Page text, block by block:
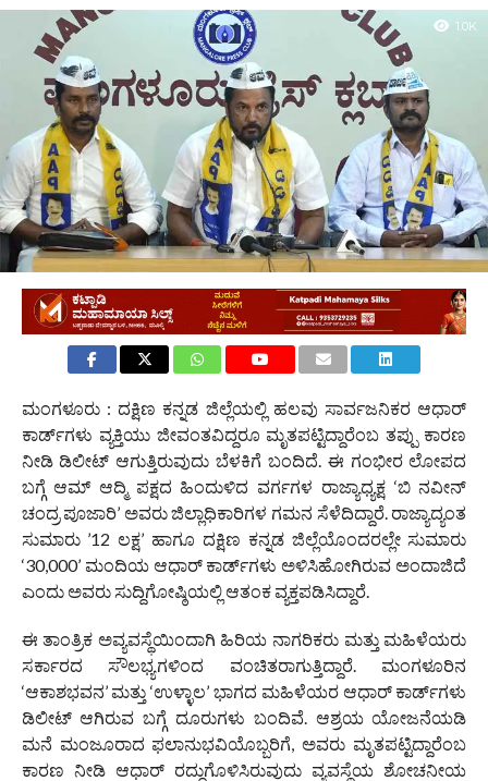
1.0K
ಮಂಗಳೂರು : ದಕ್ಷಿಣ ಕನ್ನಡ ಜಿಲ್ಲೆಯಲ್ಲಿ ಹಲವು ಸಾರ್ವಜನಿಕರ ಆಧಾರ್
ಕಾರ್ಡ್‌ಗಳು ವ್ಯಕ್ತಿಯು ಜೀವಂತವಿದ್ದರೂ ಮೃತಪಟ್ಟಿದ್ದಾರೆಂಬ ತಪ್ಪು ಕಾರಣ
ನೀಡಿ ಡಿಲೀಟ್ ಆಗುತ್ತಿರುವುದು ಬೆಳಕಿಗೆ ಬಂದಿದೆ. ಈ ಗಂಭೀರ ಲೋಪದ
ಬಗ್ಗೆ ಆಮ್ ಆದ್ಮಿ ಪಕ್ಷದ ಹಿಂದುಳಿದ ವರ್ಗಗಳ ರಾಜ್ಯಾಧ್ಯಕ್ಷ ‘ಬಿ ನವೀನ್
ಚಂದ್ರ ಪೂಜಾರಿ’ ಅವರು ಜಿಲ್ಲಾಧಿಕಾರಿಗಳ ಗಮನ ಸೆಳೆದಿದ್ದಾರೆ. ರಾಜ್ಯಾದ್ಯಂತ
ಸುಮಾರು ’12 ಲಕ್ಷ’ ಹಾಗೂ ದಕ್ಷಿಣ ಕನ್ನಡ ಜಿಲ್ಲೆಯೊಂದರಲ್ಲೇ ಸುಮಾರು
‘30,000’ ಮಂದಿಯ ಆಧಾರ್ ಕಾರ್ಡ್‌ಗಳು ಅಳಿಸಿಹೋಗಿರುವ ಅಂದಾಜಿದೆ
ಎಂದು ಅವರು ಸುದ್ದಿಗೋಷ್ಠಿಯಲ್ಲಿ ಆತಂಕ ವ್ಯಕ್ತಪಡಿಸಿದ್ದಾರೆ.
ಈ ತಾಂತ್ರಿಕ ಅವ್ಯವಸ್ಥೆಯಿಂದಾಗಿ ಹಿರಿಯ ನಾಗರಿಕರು ಮತ್ತು ಮಹಿಳೆಯರು
ಸರ್ಕಾರದ ಸೌಲಭ್ಯಗಳಿಂದ ವಂಚಿತರಾಗುತ್ತಿದ್ದಾರೆ. ಮಂಗಳೂರಿನ
‘ಆಕಾಶಭವನ’ ಮತ್ತು ‘ಉಳ್ಳಾಲ’ ಭಾಗದ ಮಹಿಳೆಯರ ಆಧಾರ್ ಕಾರ್ಡ್‌ಗಳು
ಡಿಲೀಟ್ ಆಗಿರುವ ಬಗ್ಗೆ ದೂರುಗಳು ಬಂದಿವೆ. ಆಶ್ರಯ ಯೋಜನೆಯಡಿ
ಮನೆ ಮಂಜೂರಾದ ಫಲಾನುಭವಿಯೊಬ್ಬರಿಗೆ, ಅವರು ಮೃತಪಟ್ಟಿದ್ದಾರೆಂಬ
ಕಾರಣ ನೀಡಿ ಆಧಾರ್ ರದ್ದುಗೊಳಿಸಿರುವುದು ವ್ಯವಸ್ಥೆಯ ಶೋಚನೀಯ